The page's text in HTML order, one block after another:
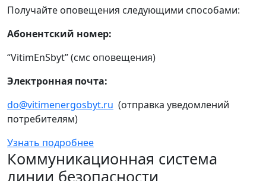
Получайте оповещения следующими способами:
Абонентский номер:
“VitimEnSbyt” (смс оповещения)
Электронная почта:
do@vitimenergosbyt.ru (отправка уведомлений
потребителям)
Узнать подробнее
Коммуникационная система
линии безопасности